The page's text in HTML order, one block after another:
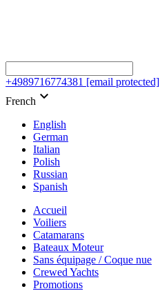
+4989716774381 [email protected]
French keyboard_arrow_down
English
German
Italian
Polish
Russian
Spanish
Accueil
Voiliers
Catamarans
Bateaux Moteur
Sans équipage / Coque nue
Crewed Yachts
Promotions